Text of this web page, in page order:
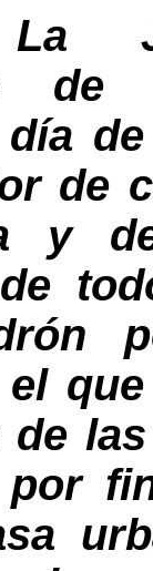
La
de
y
por